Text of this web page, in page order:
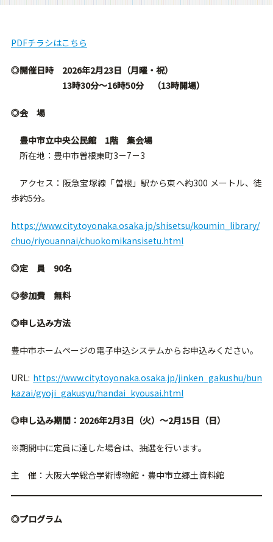
PDFチラシはこちら
◎開催日時 2026年2月23日（月曜・祝）
13時30分～16時50分 （13時開場）
◎会 場
豊中市立中央公民館 1階 集会場
所在地：豊中市曽根東町3－7－3
アクセス：阪急宝塚線「曽根」駅から東へ約300 メートル、徒
歩約5分。
https://www.city.toyonaka.osaka.jp/shisetsu/koumin_library/
chuo/riyouannai/chuokomikansisetu.html
◎定 員 90名
◎参加費 無料
◎申し込み方法
豊中市ホームページの電子申込システムからお申込みください。
URL: https://www.city.toyonaka.osaka.jp/jinken_gakushu/bun
kazai/gyoji_gakusyu/handai_kyousai.html
◎申し込み期間：2026年2月3日（火）〜2月15日（日）
※期間中に定員に達した場合は、抽選を行います。
主 催：大阪大学総合学術博物館・豊中市立郷土資料館
◎プログラム